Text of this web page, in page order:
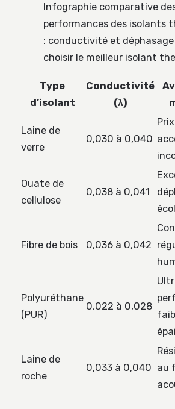
Infographie comparative
performances des isolants
: conductivité et déphasage
choisir le meilleur isolant
Type
d’isolant
Conductivité
(λ)
Laine de
verre
0,030 à 0,040
Prix
Ouate de
cellulose
0,038 à 0,041
Fibre de bois 0,036 à 0,042
Polyuréthane
(PUR)
0,022 à 0,028
Laine de
roche
0,033 à 0,040 au